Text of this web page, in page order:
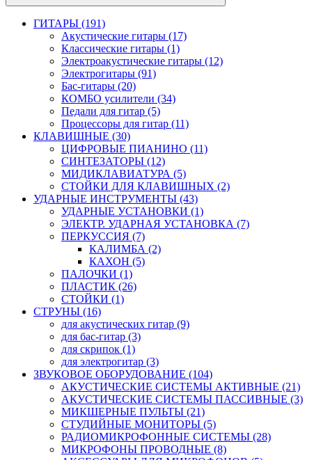
ГИТАРЫ (191)
Акустические гитары (17)
Классические гитары (1)
Электроакустические гитары (12)
Электрогитары (91)
Бас-гитары (20)
КОМБО усилители (34)
Педали для гитар (5)
Процессоры для гитар (11)
КЛАВИШНЫЕ (30)
ЦИФРОВЫЕ ПИАНИНО (11)
СИНТЕЗАТОРЫ (12)
МИДИКЛАВИАТУРА (5)
СТОЙКИ ДЛЯ КЛАВИШНЫХ (2)
УДАРНЫЕ ИНСТРУМЕНТЫ (43)
УДАРНЫЕ УСТАНОВКИ (1)
ЭЛЕКТР. УДАРНАЯ УСТАНОВКА (7)
ПЕРКУССИЯ (7)
КАЛИМБА (2)
КАХОН (5)
ПАЛОЧКИ (1)
ПЛАСТИК (26)
СТОЙКИ (1)
СТРУНЫ (16)
для акустических гитар (9)
для бас-гитар (3)
для скрипок (1)
для электрогитар (3)
ЗВУКОВОЕ ОБОРУДОВАНИЕ (104)
АКУСТИЧЕСКИЕ СИСТЕМЫ АКТИВНЫЕ (21)
АКУСТИЧЕСКИЕ СИСТЕМЫ ПАССИВНЫЕ (3)
МИКШЕРНЫЕ ПУЛЬТЫ (21)
СТУДИЙНЫЕ МОНИТОРЫ (5)
РАДИОМИКРОФОННЫЕ СИСТЕМЫ (28)
МИКРОФОНЫ ПРОВОДНЫЕ (8)